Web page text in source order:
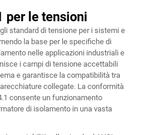
per le tensioni
standard di tensione per i sistemi e
la base per le specifiche di
nelle applicazioni industriali e
i campi di tensione accettabili
e garantisce la compatibilità tra
collegate. La conformità
consente un funzionamento
di isolamento in una vasta